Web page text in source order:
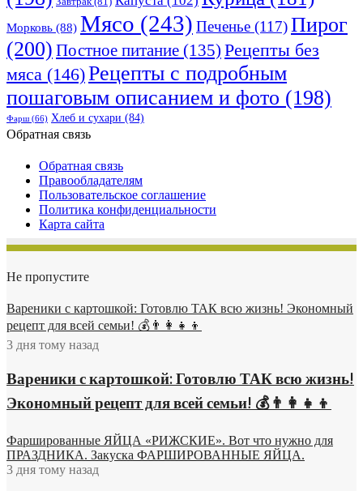
Морковь (88) Мясо (243) Печенье (117)Пирог
(200) Постное питание (135) Рецепты без
мяса (146)Рецепты с подробным
пошаговым описанием и фото (198)
Фарш(66) Хлеб и сухари (84)
Обратная связь
Обратная связь
Правообладателям
Пользовательское соглашение
Политика конфиденциальности
Карта сайта
Не пропустите
Вареники с картошкой: Готовлю ТАК всю жизнь! Экономный
рецепт для всей семьи! 💰👨👩👧👦
3 дня тому назад
Вареники с картошкой: Готовлю ТАК всю жизнь!
Экономный рецепт для всей семьи! 💰👨👩👧👦
Фаршированные ЯЙЦА «РИЖСКИЕ». Вот что нужно для
ПРАЗДНИКА. Закуска ФАРШИРОВАННЫЕ ЯЙЦА.
3 дня тому назад